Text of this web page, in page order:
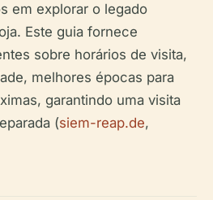
em explorar o legado
Este guia fornece
sobre horários de visita,
melhores épocas para
garantindo uma visita
(siem-reap.de,